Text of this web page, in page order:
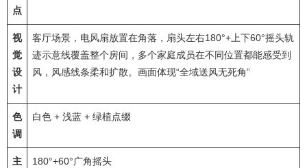
点
视
觉
设
计
客厅场景，电风扇放置在角落，扇头左右180°+上下60°摇头轨
迹示意线覆盖整个房间，多个家庭成员在不同位置都能感受到
风，风感线条柔和扩散。画面体现“全域送风无死角”
色
调
白色 + 浅蓝 + 绿植点缀
主
180°+60°广角摇头